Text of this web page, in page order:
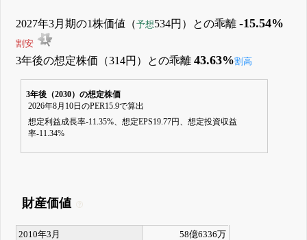
2027年3月期の1株価値（予想534円）との乖離-15.54%
割安
3年後の想定株価（314円）との乖離43.63%割高
3年後（2030）の想定株価
2026年8月10日のPER15.9で算出
想定利益成長率-11.35%、想定EPS19.77円、想定投資収益
率-11.34%
財産価値
2010年3月
58億6336万